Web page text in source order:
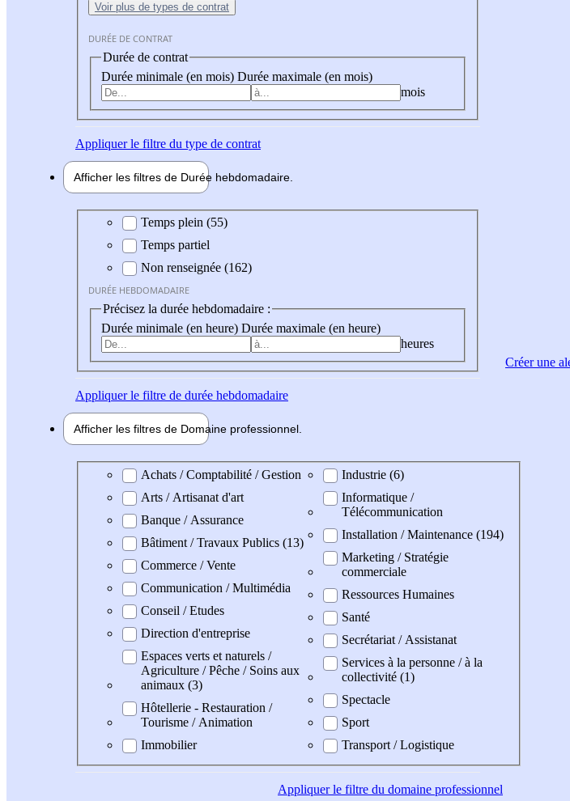
Voir plus de types de contrat
DURÉE DE CONTRAT
Durée de contrat
Durée minimale (en mois) Durée maximale (en mois)
mois
Appliquerle filtre du type de contrat
Afficher les filtres de Durée hebdomadaire
Durée hebdomadaire
Temps plein (55)
Temps partiel
Non renseignée (162)
DURÉE HEBDOMADAIRE
Précisez la durée hebdomadaire :
Durée minimale (en heure) Durée maximale (en heure)
heures
Appliquerle filtre de durée hebdomadaire
Afficher les filtres de Domaine professionnel
Domaine professionel
Achats / Comptabilité / Gestion
Arts / Artisanat d'art
Banque / Assurance
Bâtiment / Travaux Publics (13)
Commerce / Vente
Communication / Multimédia
Conseil / Etudes
Direction d'entreprise
Espaces verts et naturels /
Agriculture / Pêche / Soins aux
animaux (3)
Hôtellerie - Restauration /
Tourisme / Animation
Immobilier
Industrie (6)
Informatique /
Télécommunication
Installation / Maintenance (194)
Marketing / Stratégie
commerciale
Ressources Humaines
Santé
Secrétariat / Assistanat
Services à la personne / à la
collectivité (1)
Spectacle
Sport
Transport / Logistique
Appliquerle filtre du domaine professionnel
Créer une